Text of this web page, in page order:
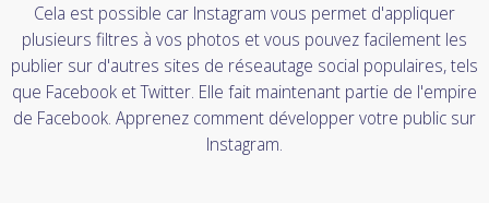
Cela est possible car Instagram vous permet d'appliquer
plusieurs filtres à vos photos et vous pouvez facilement les
publier sur d'autres sites de réseautage social populaires, tels
que Facebook et Twitter. Elle fait maintenant partie de l'empire
de Facebook. Apprenez comment développer votre public sur
Instagram.